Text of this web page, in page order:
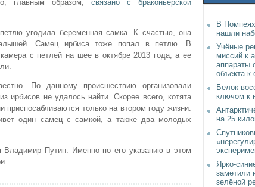
главным образом, связано с браконьерской
угодила беременная самка. К счастью, она
Самец ирбиса тоже попал в петлю. В
с петлей на шее в октябре 2013 года, а ее
По данному происшествию организовали
ирбисов не удалось найти. Скорее всего, котята
приспосабливаются только на втором году жизни.
один самец с самкой, а также два молодых
Владимир Путин. Именно по его указанию в этом
В
нашли
Учёные
миссий к
аппараты
объекта к
Белок
ключом к
на 25
Ярко-
заметили
зелёной